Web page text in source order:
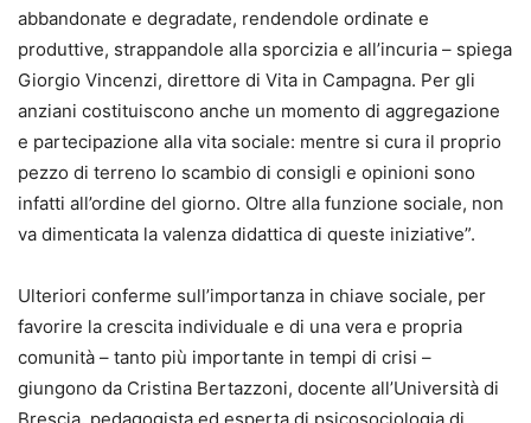
abbandonate e degradate, rendendole ordinate e
produttive, strappandole alla sporcizia e all’incuria – spiega
Giorgio Vincenzi, direttore di Vita in Campagna. Per gli
anziani costituiscono anche un momento di aggregazione
e partecipazione alla vita sociale: mentre si cura il proprio
pezzo di terreno lo scambio di consigli e opinioni sono
infatti all’ordine del giorno. Oltre alla funzione sociale, non
va dimenticata la valenza didattica di queste iniziative”.
Ulteriori conferme sull’importanza in chiave sociale, per
favorire la crescita individuale e di una vera e propria
comunità – tanto più importante in tempi di crisi –
giungono da Cristina Bertazzoni, docente all’Università di
Brescia, pedagogista ed esperta di psicosociologia di